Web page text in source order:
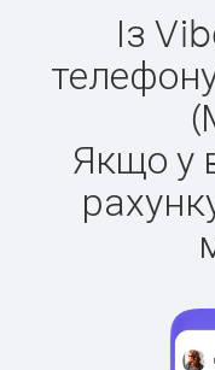
Із
Якщо у